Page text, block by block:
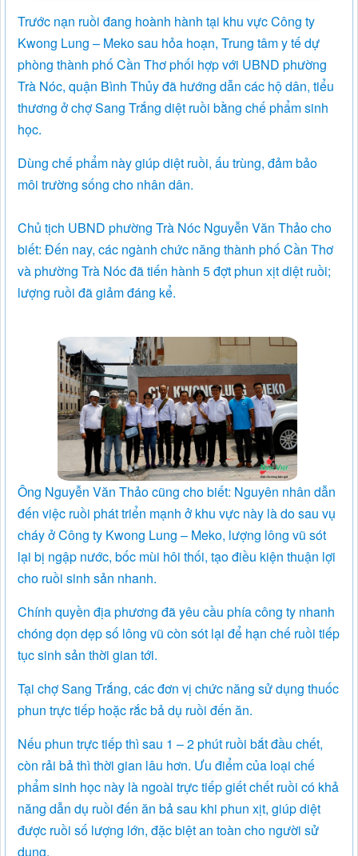
Trước nạn ruồi đang hoành hành tại khu vực Công ty
Kwong Lung – Meko sau hỏa hoạn, Trung tâm y tế dự
phòng thành phố Cần Thơ phối hợp với UBND phường
Trà Nóc, quận Bình Thủy đã hướng dẫn các hộ dân, tiểu
thương ở chợ Sang Trắng diệt ruồi bằng chế phẩm sinh
học.
Dùng chế phẩm này giúp diệt ruồi, ấu trùng, đảm bảo
môi trường sống cho nhân dân.
Chủ tịch UBND phường Trà Nóc Nguyễn Văn Thảo cho
biết: Đến nay, các ngành chức năng thành phố Cần Thơ
và phường Trà Nóc đã tiến hành 5 đợt phun xịt diệt ruồi;
lượng ruồi đã giảm đáng kể.
Ông Nguyễn Văn Thảo cũng cho biết: Nguyên nhân dẫn
đến việc ruồi phát triển mạnh ở khu vực này là do sau vụ
cháy ở Công ty Kwong Lung – Meko, lượng lông vũ sót
lại bị ngập nước, bốc mùi hôi thối, tạo điều kiện thuận lợi
cho ruồi sinh sản nhanh.
Chính quyền địa phương đã yêu cầu phía công ty nhanh
chóng dọn dẹp số lông vũ còn sót lại để hạn chế ruồi tiếp
tục sinh sản thời gian tới.
Tại chợ Sang Trắng, các đơn vị chức năng sử dụng thuốc
phun trực tiếp hoặc rắc bả dụ ruồi đến ăn.
Nếu phun trực tiếp thì sau 1 – 2 phút ruồi bắt đầu chết,
còn rải bả thì thời gian lâu hơn. Ưu điểm của loại chế
phẩm sinh học này là ngoài trực tiếp giết chết ruồi có khả
năng dẫn dụ ruồi đến ăn bả sau khi phun xịt, giúp diệt
được ruồi số lượng lớn, đặc biệt an toàn cho người sử
dụng.